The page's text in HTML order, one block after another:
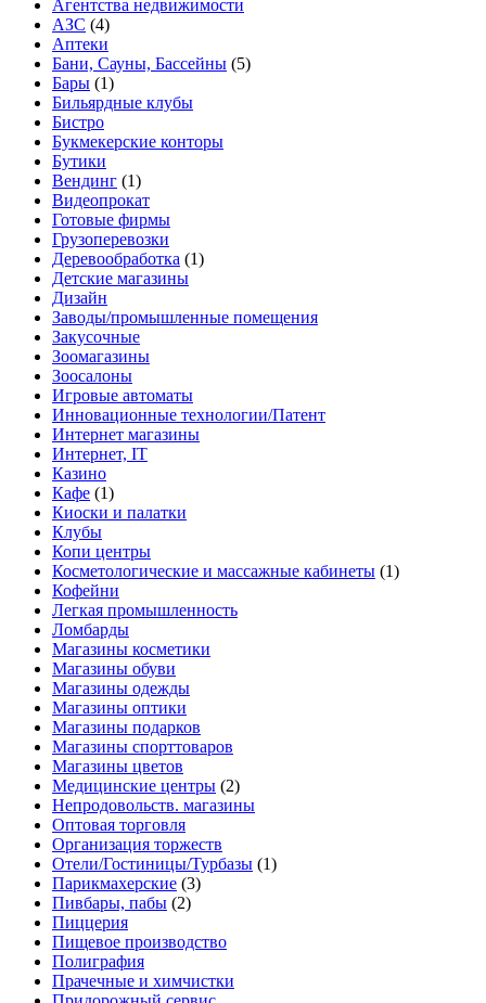
Агентства недвижимости
АЗС (4)
Аптеки
Бани, Сауны, Бассейны (5)
Бары (1)
Бильярдные клубы
Бистро
Букмекерские конторы
Бутики
Вендинг (1)
Видеопрокат
Готовые фирмы
Грузоперевозки
Деревообработка (1)
Детские магазины
Дизайн
Заводы/промышленные помещения
Закусочные
Зоомагазины
Зоосалоны
Игровые автоматы
Инновационные технологии/Патент
Интернет магазины
Интернет, IT
Казино
Кафе (1)
Киоски и палатки
Клубы
Копи центры
Косметологические и массажные кабинеты (1)
Кофейни
Легкая промышленность
Ломбарды
Магазины косметики
Магазины обуви
Магазины одежды
Магазины оптики
Магазины подарков
Магазины спорттоваров
Магазины цветов
Медицинские центры (2)
Непродовольств. магазины
Оптовая торговля
Организация торжеств
Отели/Гостиницы/Турбазы (1)
Парикмахерские (3)
Пивбары, пабы (2)
Пиццерия
Пищевое производство
Полиграфия
Прачечные и химчистки